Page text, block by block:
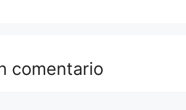
comentario